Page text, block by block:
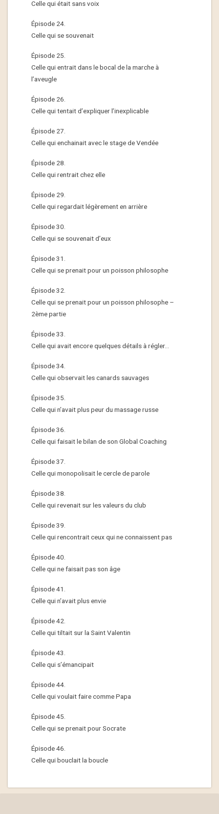
Celle qui était sans voix
Épisode 24.
Celle qui se souvenait
Épisode 25.
Celle qui entrait dans le bocal de la marche à
l’aveugle
Épisode 26.
Celle qui tentait d’expliquer l’inexplicable
Épisode 27.
Celle qui enchainait avec le stage de Vendée
Épisode 28.
Celle qui rentrait chez elle
Épisode 29.
Celle qui regardait légèrement en arrière
Épisode 30.
Celle qui se souvenait d’eux
Épisode 31.
Celle qui se prenait pour un poisson philosophe
Épisode 32.
Celle qui se prenait pour un poisson philosophe –
2ème partie
Épisode 33.
Celle qui avait encore quelques détails à régler…
Épisode 34.
Celle qui observait les canards sauvages
Épisode 35.
Celle qui n’avait plus peur du massage russe
Épisode 36.
Celle qui faisait le bilan de son Global Coaching
Épisode 37.
Celle qui monopolisait le cercle de parole
Épisode 38.
Celle qui revenait sur les valeurs du club
Épisode 39.
Celle qui rencontrait ceux qui ne connaissent pas
Épisode 40.
Celle qui ne faisait pas son âge
Épisode 41.
Celle qui n’avait plus envie
Épisode 42.
Celle qui tiltait sur la Saint Valentin
Épisode 43.
Celle qui s’émancipait
Épisode 44.
Celle qui voulait faire comme Papa
Épisode 45.
Celle qui se prenait pour Socrate
Épisode 46.
Celle qui bouclait la boucle